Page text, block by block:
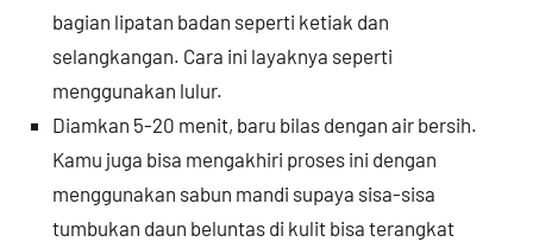
bagian lipatan badan seperti ketiak dan
selangkangan. Cara ini layaknya seperti
menggunakan lulur.
Diamkan 5-20 menit, baru bilas dengan air bersih.
Kamu juga bisa mengakhiri proses ini dengan
menggunakan sabun mandi supaya sisa-sisa
tumbukan daun beluntas di kulit bisa terangkat